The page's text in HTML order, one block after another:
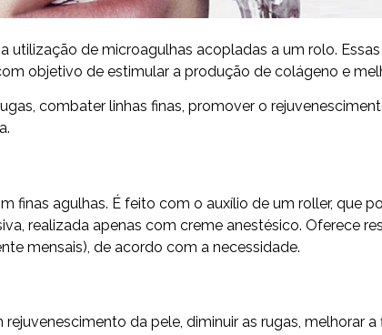
de microagulhas acopladas a um rolo.
objetivo de estimular a produção de colágeno e
combater linhas finas, promover o
agulhas. É feito com o auxílio de um roller, que
realizada apenas com creme anestésico. Oferece
mensais), de acordo com a necessidade.
da pele, diminuir as rugas, melhorar